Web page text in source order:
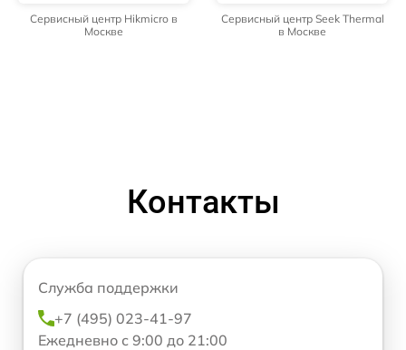
Сервисный центр Hikmicro в
Москве
Сервисный центр Seek Thermal
в Москве
Контакты
Служба поддержки
+7 (495) 023-41-97
Ежедневно с 9:00 до 21:00